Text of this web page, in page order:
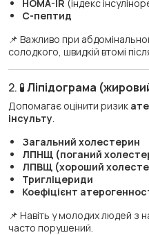
HOMA-IR (індекс
C-пептид
📌 Важливо при
солодкого, швидкій втомі
2. 🧪Ліпідограма
Допомагає оцінити ризик
інсульту.
Загальний холестерин
ЛПНЩ (поганий
ЛПВЩ (хороший
Тригліцериди
Коефіцієнт
📌 Навіть у молодих людей з
часто порушений.